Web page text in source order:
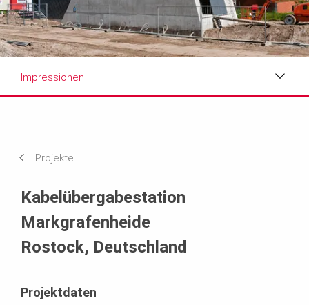
Impressionen
Projekte
Kabelübergabestation
Markgrafenheide
Rostock, Deutschland
Projektdaten